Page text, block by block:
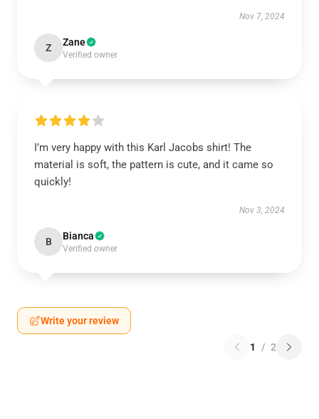
Nov 7, 2024
Z Zane
Verified owner
I’m very happy with this Karl Jacobs shirt! The
material is soft, the pattern is cute, and it came so
quickly!
Nov 3, 2024
B Bianca
Verified owner
Write your review
1 / 2